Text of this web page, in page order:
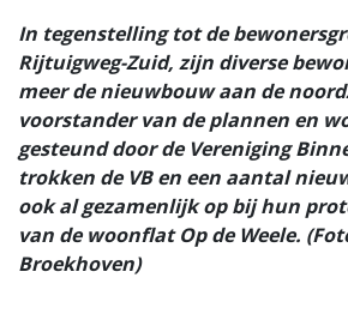
In tegenstelling tot de
Rijtuigweg-Zuid, zijn diverse
meer de nieuwbouw aan de
voorstander van de plannen en
gesteund door de Vereniging
trokken de VB en een aantal
ook al gezamenlijk op bij hun
van de woonflat Op de Weele.
Broekhoven)